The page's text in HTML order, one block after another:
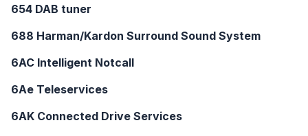
654 DAB tuner
688 Harman/Kardon Surround Sound System
6AC Intelligent Notcall
6Ae Teleservices
6AK Connected Drive Services